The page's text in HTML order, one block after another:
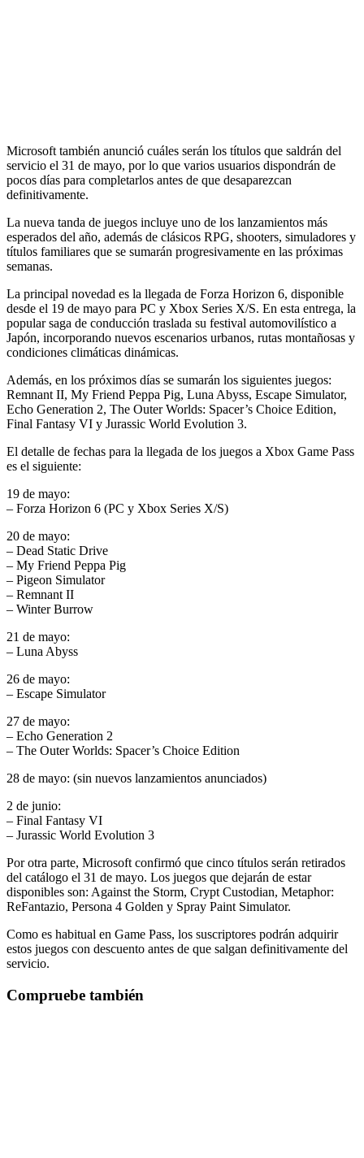
Microsoft también anunció cuáles serán los títulos que saldrán del
servicio el 31 de mayo, por lo que varios usuarios dispondrán de
pocos días para completarlos antes de que desaparezcan
definitivamente.
La nueva tanda de juegos incluye uno de los lanzamientos más
esperados del año, además de clásicos RPG, shooters, simuladores y
títulos familiares que se sumarán progresivamente en las próximas
semanas.
La principal novedad es la llegada de Forza Horizon 6, disponible
desde el 19 de mayo para PC y Xbox Series X/S. En esta entrega, la
popular saga de conducción traslada su festival automovilístico a
Japón, incorporando nuevos escenarios urbanos, rutas montañosas y
condiciones climáticas dinámicas.
Además, en los próximos días se sumarán los siguientes juegos:
Remnant II, My Friend Peppa Pig, Luna Abyss, Escape Simulator,
Echo Generation 2, The Outer Worlds: Spacer’s Choice Edition,
Final Fantasy VI y Jurassic World Evolution 3.
El detalle de fechas para la llegada de los juegos a Xbox Game Pass
es el siguiente:
19 de mayo:
– Forza Horizon 6 (PC y Xbox Series X/S)
20 de mayo:
– Dead Static Drive
– My Friend Peppa Pig
– Pigeon Simulator
– Remnant II
– Winter Burrow
21 de mayo:
– Luna Abyss
26 de mayo:
– Escape Simulator
27 de mayo:
– Echo Generation 2
– The Outer Worlds: Spacer’s Choice Edition
28 de mayo: (sin nuevos lanzamientos anunciados)
2 de junio:
– Final Fantasy VI
– Jurassic World Evolution 3
Por otra parte, Microsoft confirmó que cinco títulos serán retirados
del catálogo el 31 de mayo. Los juegos que dejarán de estar
disponibles son: Against the Storm, Crypt Custodian, Metaphor:
ReFantazio, Persona 4 Golden y Spray Paint Simulator.
Como es habitual en Game Pass, los suscriptores podrán adquirir
estos juegos con descuento antes de que salgan definitivamente del
servicio.
Compruebe también